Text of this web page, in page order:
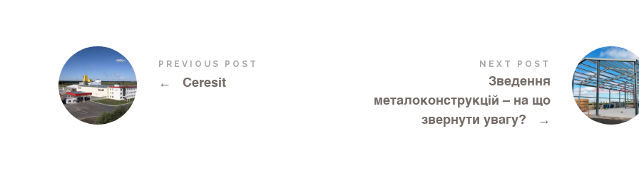
PREVIOUS POST
← Ceresit
NEXT POST
Зведення
металоконструкцій – на що
звернути увагу?
→